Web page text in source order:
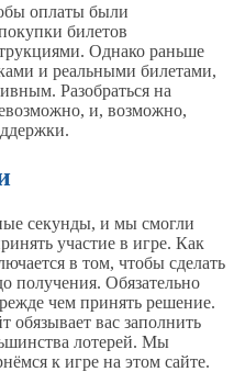
оплаты были
билетов
Однако раньше
и реальными билетами,
Разобраться на
и, возможно,
секунды, и мы смогли
участие в игре. Как
в том, чтобы сделать
получения. Обязательно
чем принять решение.
вас заполнить
лотерей. Мы
к игре на этом сайте.